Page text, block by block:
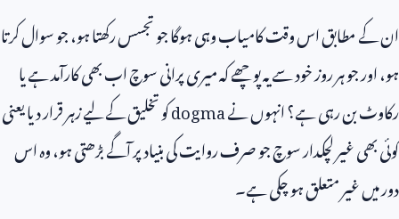
ان کے مطابق اس وقت کامیاب وہی ہوگا جو تجسس رکھتا ہو، جو سوال کرتا
ہو، اور جو ہر روز خود سے یہ پوچھے کہ میری پرانی سوچ اب بھی کارآمد ہے یا
رکاوٹ بن رہی ہے؟ انہوں نےdogmaکو تخلیق کے لیے زہر قرار دیا یعنی
کوئی بھی غیر لچکدار سوچ جو صرف روایت کی بنیاد پر آگے بڑھتی ہو، وہ اس
دور میں غیر متعلق ہو چکی ہے۔